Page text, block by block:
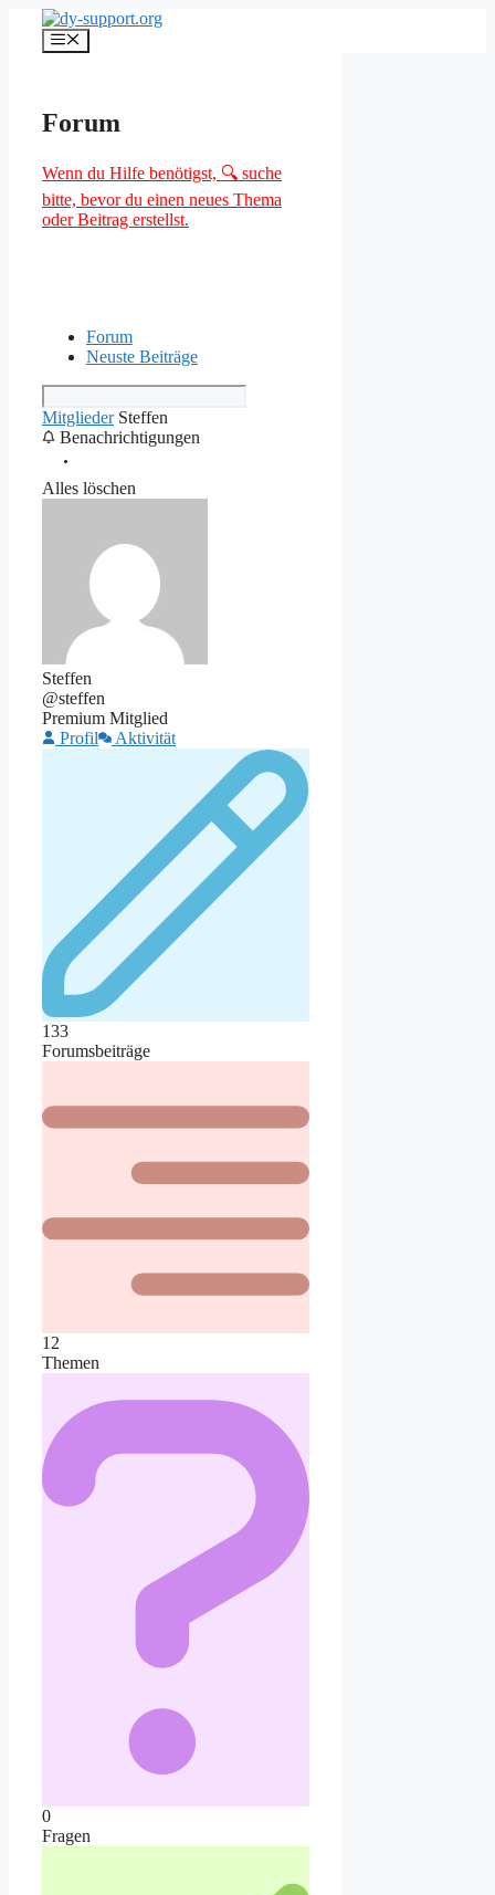
Inhalt
springen
Menü
Forum
Wenn du Hilfe benötigst, 🔍 suche
bitte, bevor du einen neues Thema
oder Beitrag erstellst.
Forum
Neuste Beiträge
Mitglieder Steffen
Benachrichtigungen
Alles löschen
Steffen
@steffen
Premium Mitglied
Profil
Aktivität
133
Forumsbeiträge
12
Themen
0
Fragen